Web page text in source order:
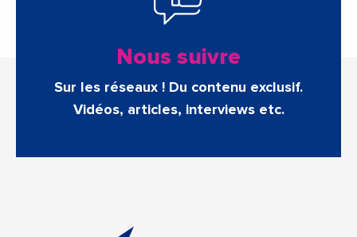
Nous suivre
Sur les réseaux ! Du contenu exclusif.
Vidéos, articles, interviews etc.